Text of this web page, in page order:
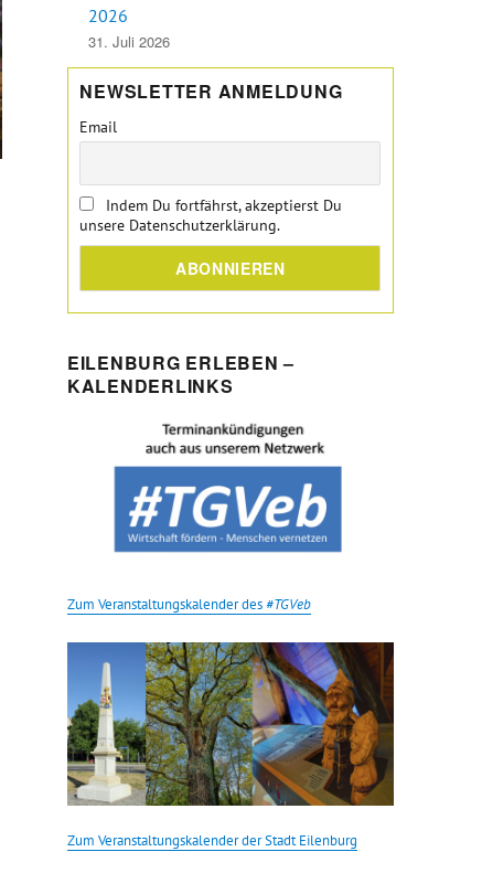
2026
31. Juli 2026
NEWSLETTER ANMELDUNG
Email
Indem Du fortfährst, akzeptierst Du
unsere Datenschutzerklärung.
EILENBURG ERLEBEN –
KALENDERLINKS
Zum Veranstaltungskalender des #TGVeb
Zum Veranstaltungskalender der Stadt Eilenburg